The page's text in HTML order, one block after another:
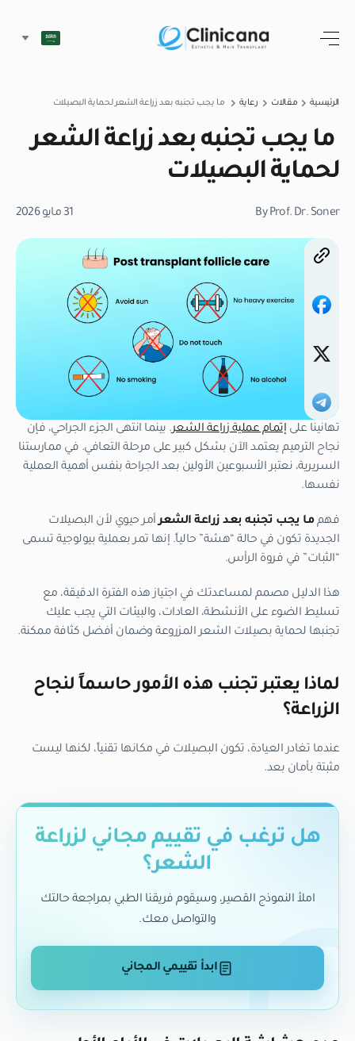
الرئيسية مقالات رعاية ما يجب تجنبه بعد زراعة الشعر لحماية البصيلات
ما يجب تجنبه بعد زراعة الشعر
لحماية البصيلات
By Prof. Dr. Soner 31 مايو 2026
تهانينا على إتمام عملية زراعة الشعر. بينما انتهى الجزء الجراحي، فإن
نجاح الترميم يعتمد الآن بشكل كبير على مرحلة التعافي. في ممارستنا
السريرية، نعتبر الأسبوعين الأولين بعد الجراحة بنفس أهمية العملية
نفسها.
فهمما يجب تجنبه بعد زراعة الشعرأمر حيوي لأن البصيلات
الجديدة تكون في حالة “هشة” حالياً. إنها تمر بعملية بيولوجية تسمى
“الثبات” في فروة الرأس.
هذا الدليل مصمم لمساعدتك في اجتياز هذه الفترة الدقيقة، مع
تسليط الضوء على الأنشطة، العادات، والبيئات التي يجب عليك
تجنبها لحماية بصيلات الشعر المزروعة وضمان أفضل كثافة ممكنة.
لماذا يعتبر تجنب هذه الأمور حاسماً لنجاح
الزراعة؟
عندما تغادر العيادة، تكون البصيلات في مكانها تقنياً، لكنها ليست
مثبتة بأمان بعد.
هل ترغب في تقييم مجاني لزراعة
الشعر؟
املأ النموذج القصير، وسيقوم فريقنا الطبي بمراجعة حالتك
والتواصل معك.
ابدأ تقييمي المجاني